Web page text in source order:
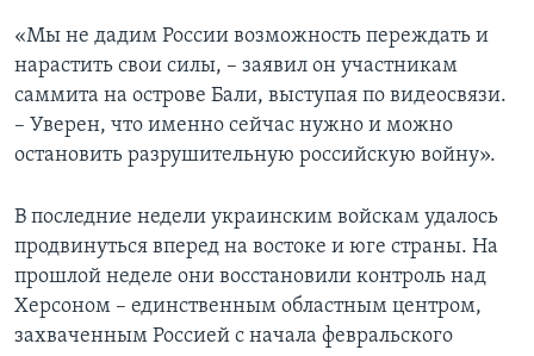
«Мы не дадим России возможность переждать и
нарастить свои силы, – заявил он участникам
саммита на острове Бали, выступая по видеосвязи.
– Уверен, что именно сейчас нужно и можно
остановить разрушительную российскую войну».
В последние недели украинским войскам удалось
продвинуться вперед на востоке и юге страны. На
прошлой неделе они восстановили контроль над
Херсоном – единственным областным центром,
захваченным Россией с начала февральского